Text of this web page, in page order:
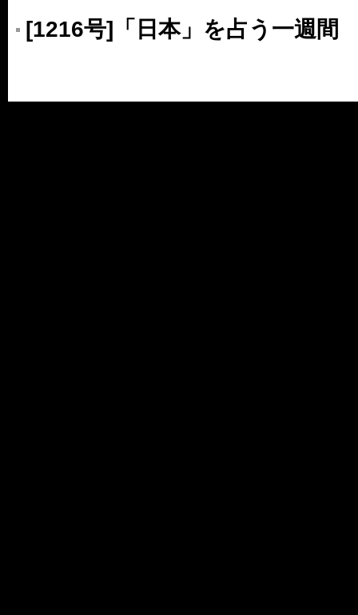
[1216号]「日本」を占う一週間